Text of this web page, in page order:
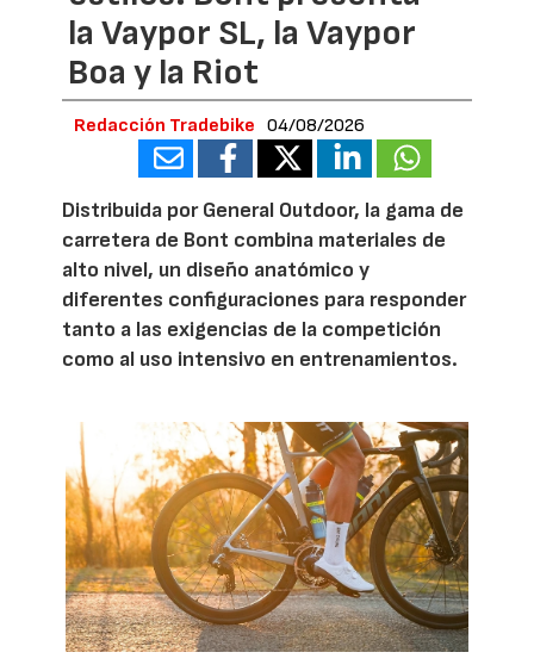
la Vaypor SL, la Vaypor
Boa y la Riot
Redacción Tradebike 04/08/2026
Distribuida por General Outdoor, la gama de
carretera de Bont combina materiales de
alto nivel, un diseño anatómico y
diferentes configuraciones para responder
tanto a las exigencias de la competición
como al uso intensivo en entrenamientos.